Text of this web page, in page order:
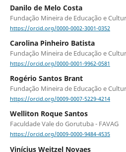
Danilo de Melo Costa
Fundação Mineira de Educação e
https://orcid.org/0000-0002-3001-0352
Carolina Pinheiro Batista
Fundação Mineira de Educação e
https://orcid.org/0000-0001-9962-0581
Rogério Santos Brant
Fundação Mineira de Educação e
https://orcid.org/0009-0007-5229-4214
Welliton Roque Santos
Faculdade Vale do Gorutuba - FAVAG
https://orcid.org/0009-0000-9484-4535
Vinícius Weitzel Novaes